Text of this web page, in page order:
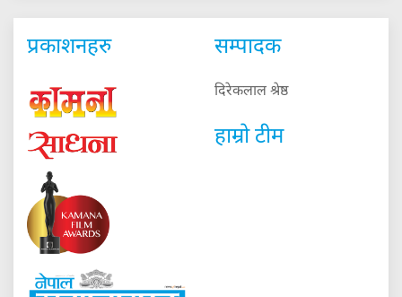
प्रकाशनहरु सम्पादक
दिरेकलाल श्रेष्ठ
हाम्रो टीम